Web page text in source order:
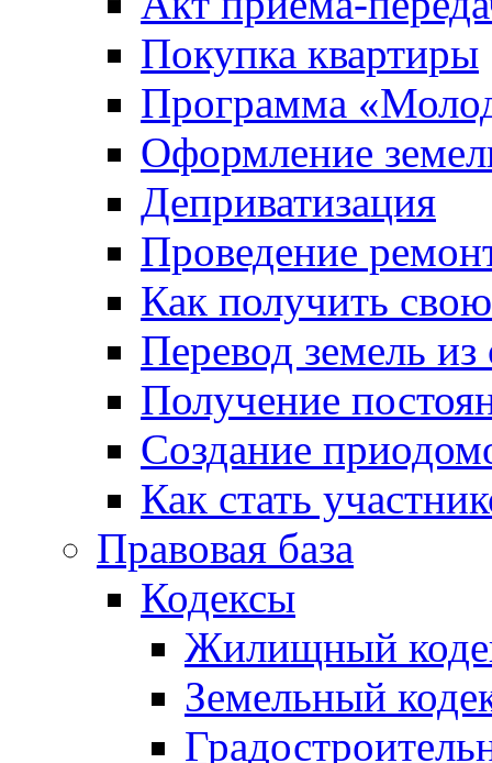
Покупка квартиры
Программа
Оформление
Деприватизация
Проведение
Как получить
Перевод земель
Получение
Создание
Как стать
Правовая база
Кодексы
Жилищный
Земельный